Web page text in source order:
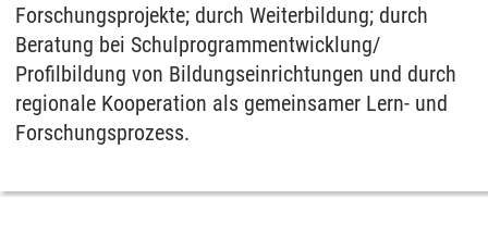
Forschungsprojekte; durch Weiterbildung; durch
Beratung bei Schulprogrammentwicklung/
Profilbildung von Bildungseinrichtungen und durch
regionale Kooperation als gemeinsamer Lern- und
Forschungsprozess.